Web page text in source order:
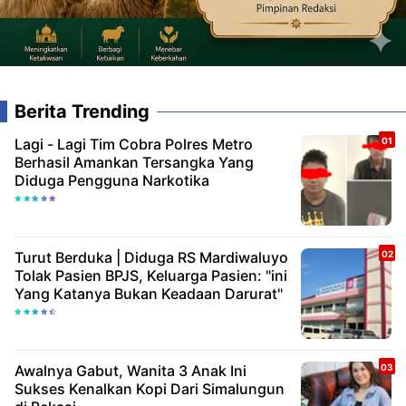
Berita Trending
Lagi - Lagi Tim Cobra Polres Metro
Berhasil Amankan Tersangka Yang
Diduga Pengguna Narkotika
Turut Berduka | Diduga RS Mardiwaluyo
Tolak Pasien BPJS, Keluarga Pasien: "ini
Yang Katanya Bukan Keadaan Darurat"
Awalnya Gabut, Wanita 3 Anak Ini
Sukses Kenalkan Kopi Dari Simalungun